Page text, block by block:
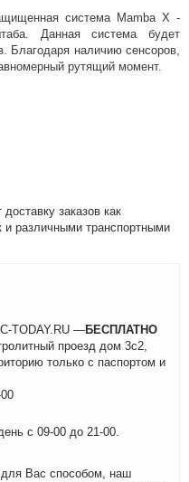
система Mamba X -
Данная система будет
Благодаря наличию сенсоров,
рутящий момент.
заказов как
и различными транспортными
TODAY.RU —БЕСПЛАТНО
проезд дом 3с2,
только с паспортом и
с 09-00 до 21-00.
Вас способом, наш